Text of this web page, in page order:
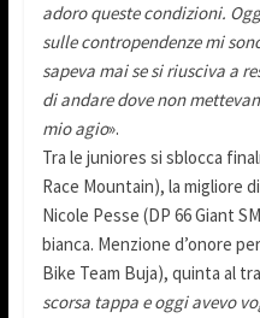
adoro queste condizioni.
sulle contropendenze mi
sapeva mai se si riusciva a
di andare dove non
mio agio».
Tra le juniores si sblocca
Race Mountain), la migliore
Nicole Pesse (DP 66 Giant
bianca. Menzione d’onore
Bike Team Buja), quinta al
scorsa tappa e oggi avevo